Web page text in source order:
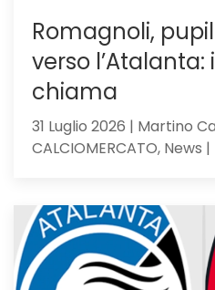
Romagnoli,
verso
chiama
31 Luglio 2026 | Martino
CALCIOMERCATO,